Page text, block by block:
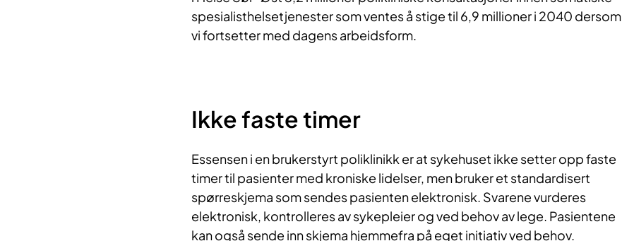
spesialisthelsetjenester som ventes å stige til 6,9 millioner i 2040 dersom
vi fortsetter med dagens arbeidsform.
Ikke faste timer
Essensen i en brukerstyrt poliklinikk er at sykehuset ikke setter opp faste
timer til pasienter med kroniske lidelser, men bruker et standardisert
spørreskjema som sendes pasienten elektronisk. Svarene vurderes
elektronisk, kontrolleres av sykepleier og ved behov av lege. Pasientene
kan også sende inn skjema hjemmefra på eget initiativ ved behov.